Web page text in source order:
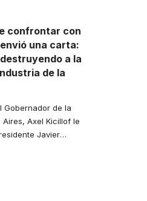
confrontar con
una carta:
a la
de la
Gobernador de la
Axel Kicillof le
Javier…